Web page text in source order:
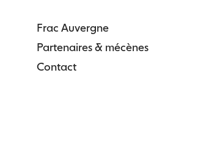
Frac Auvergne
Partenaires & mécènes
Contact